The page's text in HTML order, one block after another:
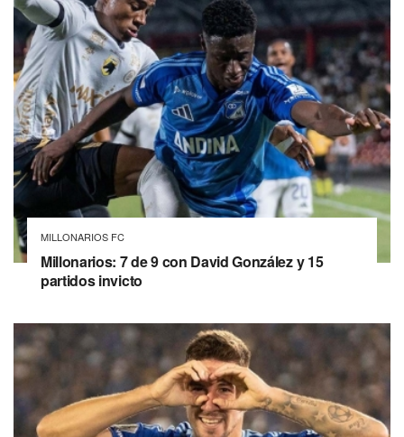
MILLONARIOS FC
Millonarios: 7 de 9 con David González y 15
partidos invicto